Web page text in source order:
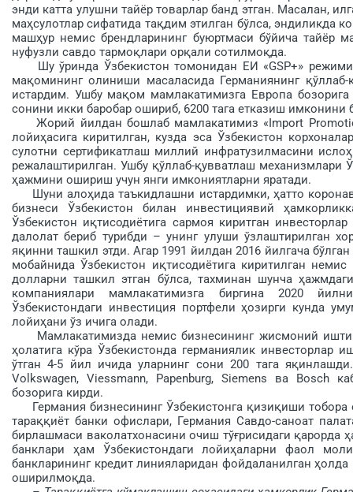
энди катта улушни тайёр товарлар банд этган. Масалан,
маҳ­сулотлар сифатида тақдим этилган бўлса, эндиликда
машҳур немис брендларининг буюртмаси бўйича тайёр
нуфузли савдо тармоқлари орқали сотилмоқда.
Шу ўринда Ўзбекистон томонидан ЕИ «GSP+» режими
мақомининг олиниши масаласида Германиянинг
истардим. Ушбу мақом мамлакатимизга Европа
сонини икки баробар ошириб, 6200 тага етказиш имконини
Жорий йилдан бошлаб мамлакатимиз «Import
лойиҳасига киритилган, кузда эса Ўзбекистон
сулотни сертификатлаш миллий инфратузилмасини
режалаштирилган. Ушбу қўллаб-қувватлаш механизм­лари
ҳажмини ошириш учун янги имкониятларни яратади.
Шуни алоҳида таъкидлашни ис­тардимки, ҳатто
бизнеси Ўзбекистон билан инвестициявий
Ўзбекистон иқтисодиётига сармоя киритган
далолат бериб турибди – унинг улуши ўзлаштирилган
яқинни ташкил этди. Агар 1991 йилдан 2016 йил­гача
мобайнида Ўзбекистон иқтисодиётига киритилган
долларни ташкил этган бўлса, тахминан шунча
компаниялари мамлакатимизга биргина 2020
Ўзбекистондаги инвестиция портфели ҳозирги кунда
лойиҳани ўз ичига олади.
Мамлакатимизда немис бизнесининг жисмоний
ҳолатига кўра Ўзбекистонда германиялик инвесторлар
ўтган 4-5 йил ичида уларнинг сони 200 тага
Volkswagen, Viessmann, Papenburg, Siemens ва Bosch
бозорига кирди.
Германия бизнесининг Ўзбекистонга қизиқиши тобора
тараққиёт банки офислари, Германия Савдо-саноат
бирлашмаси ваколатхонасини очиш тўғрисидаги қарорда
банклари ҳам Ўзбекистондаги лойиҳаларни фаол
банкларининг кредит линияларидан фойдаланилган
оширилмоқда.